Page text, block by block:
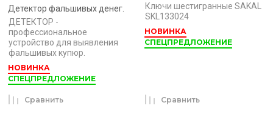
Детектор фальшивых денег.
ДЕТЕКТОР -
профессиональное
устройство для выявления
фальшивых купюр.
НОВИНКА
СПЕЦПРЕДЛОЖЕНИЕ
Сравнить
Ключи шестигранные SAKAL
SKL133024
НОВИНКА
СПЕЦПРЕДЛОЖЕНИЕ
Сравнить